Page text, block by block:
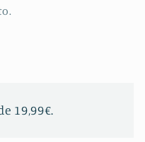
19,99€.